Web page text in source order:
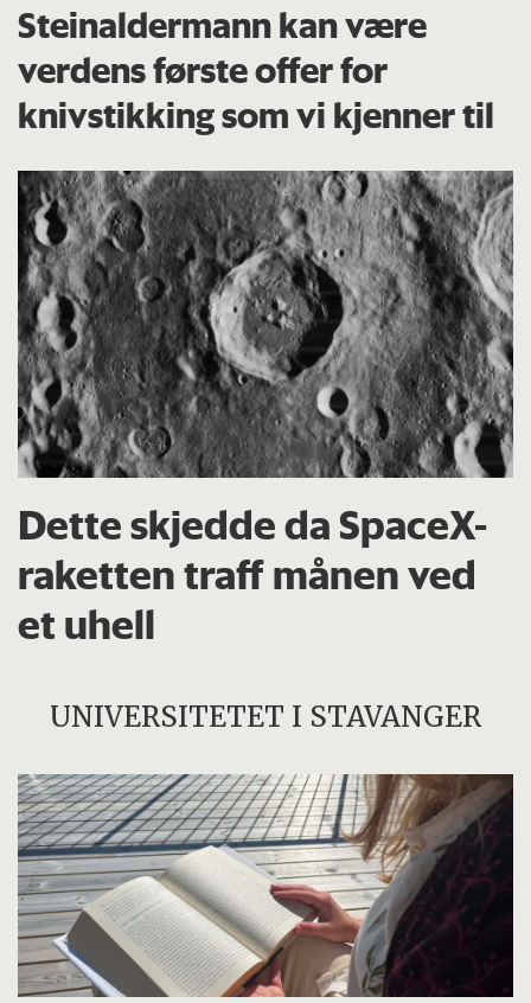
Steinaldermann kan være
verdens første offer for
knivstikking som vi kjenner til
Dette skjedde da SpaceX-
raketten traff månen ved
et uhell
UNIVERSITETET I STAVANGER